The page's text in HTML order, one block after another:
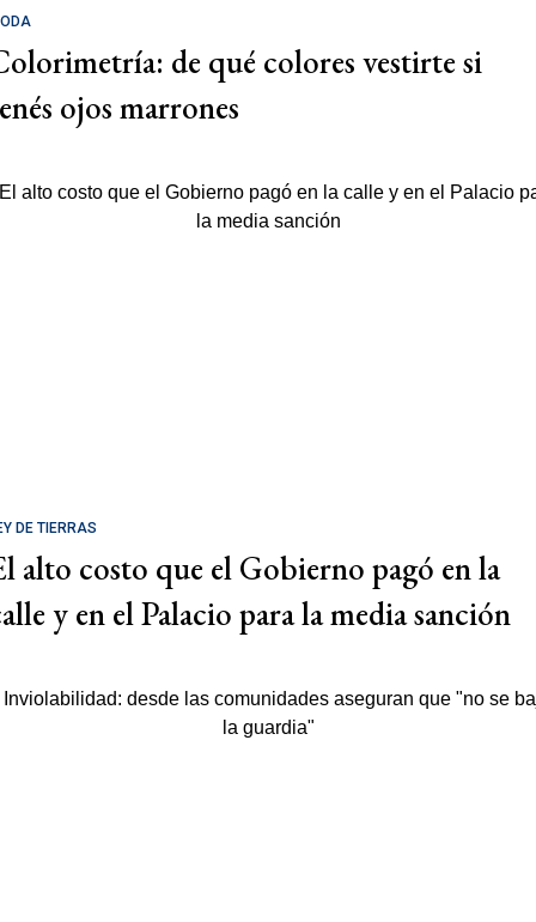
de qué colores vestirte si
ojos marrones
DE TIERRAS
alto costo que el Gobierno pagó en la
y en el Palacio para la media sanción